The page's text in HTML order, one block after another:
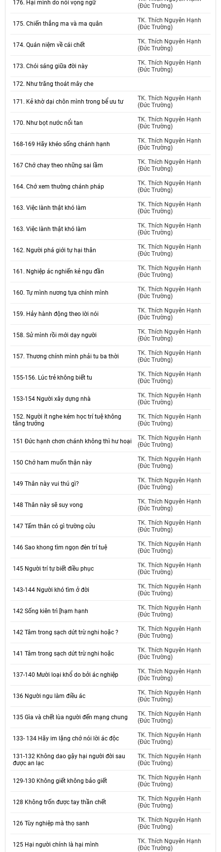
176. Hại mình do nói vọng ngữ
(Đức Trường)
175. Chiến thắng ma và ma quân
TK. Thích Nguyên Hạnh
(Đức Trường)
174. Quán niệm về cái chết
TK. Thích Nguyên Hạnh
(Đức Trường)
173. Chói sáng giữa đời này
TK. Thích Nguyên Hạnh
(Đức Trường)
172. Như trăng thoát mây che
171. Kẻ khờ dại chôn mình trong bể ưu tư
TK. Thích Nguyên Hạnh
(Đức Trường)
170. Như bọt nước nổi tan
TK. Thích Nguyên Hạnh
(Đức Trường)
168-169 Hãy khéo sống chánh hạnh
TK. Thích Nguyên Hạnh
(Đức Trường)
167 Chớ chay theo những sai lầm
TK. Thích Nguyên Hạnh
(Đức Trường)
164. Chớ xem thường chánh pháp
TK. Thích Nguyên Hạnh
(Đức Trường)
163. Việc lành thật khó làm
TK. Thích Nguyên Hạnh
(Đức Trường)
163. Việc lành thật khó làm
TK. Thích Nguyên Hạnh
(Đức Trường)
162. Người phá giới tự hại thân
TK. Thích Nguyên Hạnh
(Đức Trường)
161. Nghiệp ác nghiến kẻ ngu đần
TK. Thích Nguyên Hạnh
(Đức Trường)
160. Tự mình nương tựa chính mình
TK. Thích Nguyên Hạnh
(Đức Trường)
159. Hảy hành động theo lời nói
TK. Thích Nguyên Hạnh
(Đức Trường)
158. Sử mình rồi mới dạy người
TK. Thích Nguyên Hạnh
(Đức Trường)
157. Thương chính mình phải tu ba thời
TK. Thích Nguyên Hạnh
(Đức Trường)
155-156. Lúc trẻ không biết tu
TK. Thích Nguyên Hạnh
(Đức Trường)
153-154 Người xây dựng nhà
TK. Thích Nguyên Hạnh
(Đức Trường)
152. Người ít nghe kém học trí tuệ không
tăng trưởng
TK. Thích Nguyên Hạnh
(Đức Trường)
151 Đức hạnh chơn chánh không thì hư hoại
TK. Thích Nguyên Hạnh
(Đức Trường)
150 Chớ ham muốn thận này
TK. Thích Nguyên Hạnh
(Đức Trường)
149 Thân này vui thú gì?
TK. Thích Nguyên Hạnh
(Đức Trường)
148 Thân này sẽ suy vong
TK. Thích Nguyên Hạnh
(Đức Trường)
147 Tấm thân có gì trường cửu
TK. Thích Nguyên Hạnh
(Đức Trường)
146 Sao khong tìm ngọn đèn trí tuệ
TK. Thích Nguyên Hạnh
(Đức Trường)
145 Người trí tự biết điều phục
TK. Thích Nguyên Hạnh
(Đức Trường)
143-144 Người khó tìm ở đời
TK. Thích Nguyên Hạnh
(Đức Trường)
142 Sống kiên trì [hạm hạnh
TK. Thích Nguyên Hạnh
(Đức Trường)
142 Tâm trong sạch dứt trừ nghi hoặc ?
TK. Thích Nguyên Hạnh
(Đức Trường)
141 Tâm trong sạch dứt trừ nghi hoặc
TK. Thích Nguyên Hạnh
(Đức Trường)
137-140 Mười loại khổ do bởi ác nghiệp
TK. Thích Nguyên Hạnh
(Đức Trường)
136 Người ngu làm điều ác
TK. Thích Nguyên Hạnh
(Đức Trường)
135 Gìa và chết lùa người đến mạng chung
TK. Thích Nguyên Hạnh
(Đức Trường)
133- 134 Hãy im lặng chớ nói lời ác độc
TK. Thích Nguyên Hạnh
(Đức Trường)
131-132 Không dao gậy hại người đời sau
được an lạc
TK. Thích Nguyên Hạnh
(Đức Trường)
129-130 Không giết không bảo giết
TK. Thích Nguyên Hạnh
(Đức Trường)
128 Không trốn được tay thần chết
TK. Thích Nguyên Hạnh
(Đức Trường)
126 Tùy nghiệp mà thọ sanh
TK. Thích Nguyên Hạnh
(Đức Trường)
125 Hại người chính là hại mình
TK. Thích Nguyên Hạnh
(Đức Trường)